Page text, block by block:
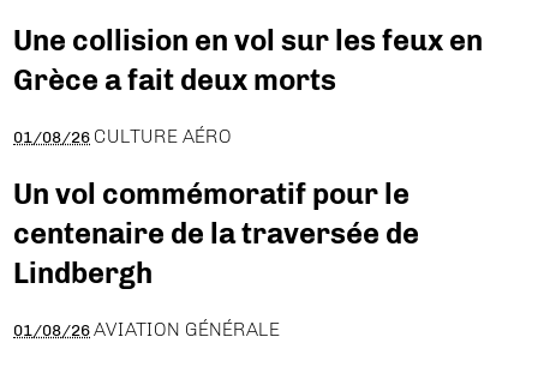
Une collision en vol sur les feux en
Grèce a fait deux morts
01/08/26 CULTURE AÉRO
Un vol commémoratif pour le
centenaire de la traversée de
Lindbergh
01/08/26 AVIATION GÉNÉRALE